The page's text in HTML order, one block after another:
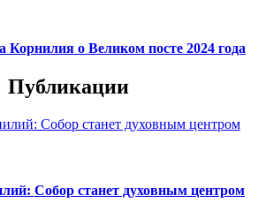
Корнилия о Великом посте 2024 года
Публикации
Собор станет духовным центром